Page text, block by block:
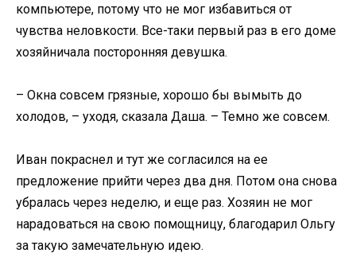
компьютере, потому что не мог избавиться от
чувства неловкости. Все-таки первый раз в его доме
хозяйничала посторонняя девушка.
– Окна совсем грязные, хорошо бы вымыть до
холодов, – уходя, сказала Даша. – Темно же совсем.
Иван покраснел и тут же согласился на ее
предложение прийти через два дня. Потом она снова
убралась через неделю, и еще раз. Хозяин не мог
нарадоваться на свою помощницу, благодарил Ольгу
за такую замечательную идею.